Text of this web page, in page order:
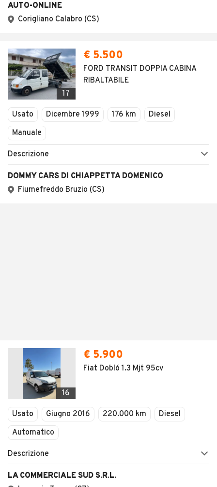
AUTO-ONLINE
Corigliano Calabro (CS)
17
€ 5.500
FORD TRANSIT DOPPIA CABINA
RIBALTABILE
Usato Dicembre 1999 176 km
Diesel
Manuale
Descrizione
DOMMY CARS DI CHIAPPETTA DOMENICO
Fiumefreddo Bruzio (CS)
16
€ 5.900
Fiat Dobló 1.3 Mjt 95cv
Usato Giugno 2016 220.000 km
Diesel
Automatico
Descrizione
LA COMMERCIALE SUD S.R.L.